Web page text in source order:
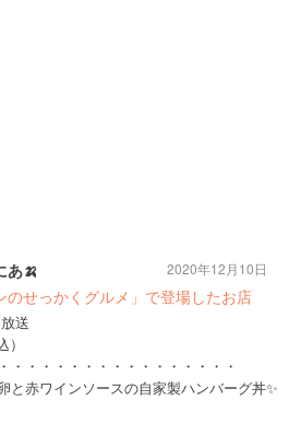
あ🍌
のせっかくグルメ」で登場したお店
送
・・・・・・・・・・・・・・・・
と赤ワインソースの自家製ハンバーグ丼✨
2020年12月10日